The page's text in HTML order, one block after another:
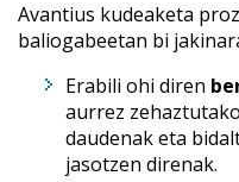
Avantius kudeaketa
baliogabeetan bi
Erabili ohi diren
aurrez
daudenak eta
jasotzen direnak.